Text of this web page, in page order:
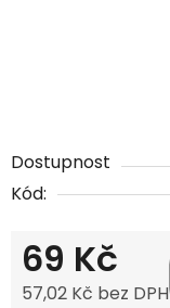
Dostupnost
Kód:
69 Kč
57,02 Kč bez DPH